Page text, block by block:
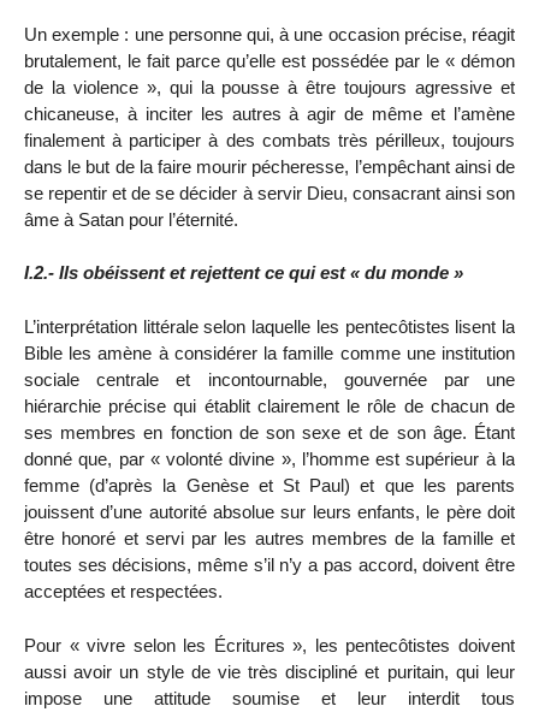
Un exemple : une personne qui, à une occasion précise, réagit
brutalement, le fait parce qu’elle est possédée par le « démon
de la violence », qui la pousse à être toujours agressive et
chicaneuse, à inciter les autres à agir de même et l’amène
finalement à participer à des combats très périlleux, toujours
dans le but de la faire mourir pécheresse, l’empêchant ainsi de
se repentir et de se décider à servir Dieu, consacrant ainsi son
âme à Satan pour l’éternité.
I.2.- Ils obéissent et rejettent ce qui est « du monde »
L’interprétation littérale selon laquelle les pentecôtistes lisent la
Bible les amène à considérer la famille comme une institution
sociale centrale et incontournable, gouvernée par une
hiérarchie précise qui établit clairement le rôle de chacun de
ses membres en fonction de son sexe et de son âge. Étant
donné que, par « volonté divine », l’homme est supérieur à la
femme (d’après la Genèse et St Paul) et que les parents
jouissent d’une autorité absolue sur leurs enfants, le père doit
être honoré et servi par les autres membres de la famille et
toutes ses décisions, même s’il n’y a pas accord, doivent être
acceptées et respectées.
Pour « vivre selon les Écritures », les pentecôtistes doivent
aussi avoir un style de vie très discipliné et puritain, qui leur
impose une attitude soumise et leur interdit tous